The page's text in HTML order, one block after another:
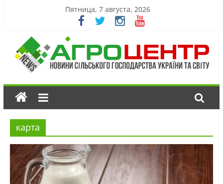
Пятница, 7 августа, 2026
карта